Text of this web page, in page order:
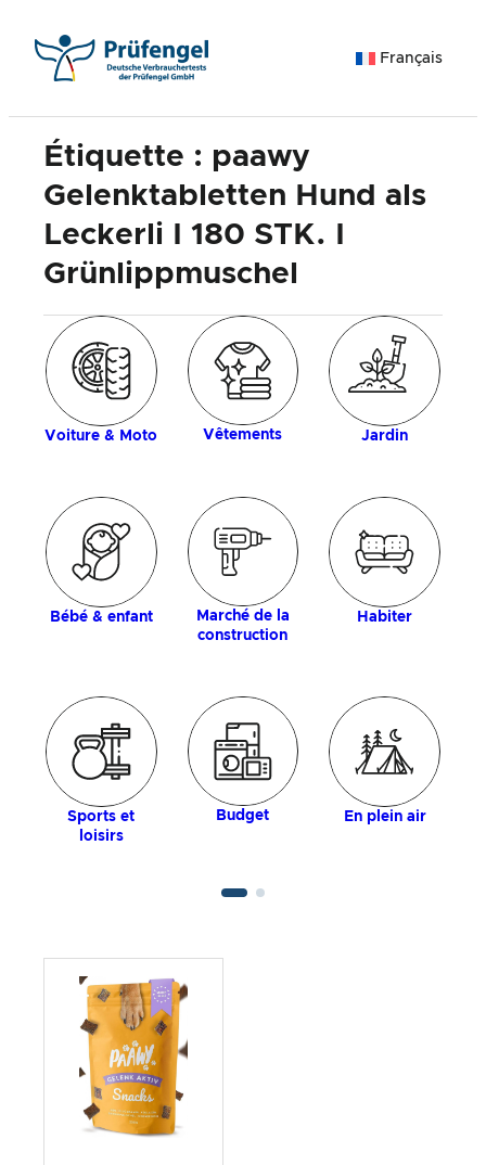
contenu
Français
Étiquette : paawy
Gelenktabletten Hund als
Leckerli I 180 STK. I
Grünlippmuschel
Voiture & Moto Vêtements Jardin
Bébé & enfant
Marché de la
construction
Habiter
Sports et
loisirs
Budget En plein air